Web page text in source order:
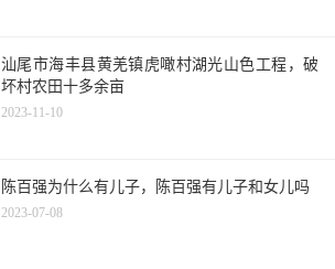
汕尾市海丰县黄羌镇虎噉村湖光山色工程，破
坏村农田十多余亩
2023-11-10
陈百强为什么有儿子，陈百强有儿子和女儿吗
2023-07-08